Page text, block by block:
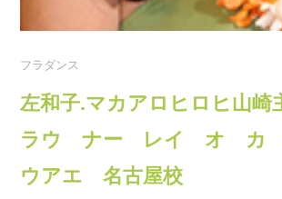
フラダンス
左和子.マカアロヒロヒ山
ラウ ナー レイ オ カ
ウアエ 名古屋校